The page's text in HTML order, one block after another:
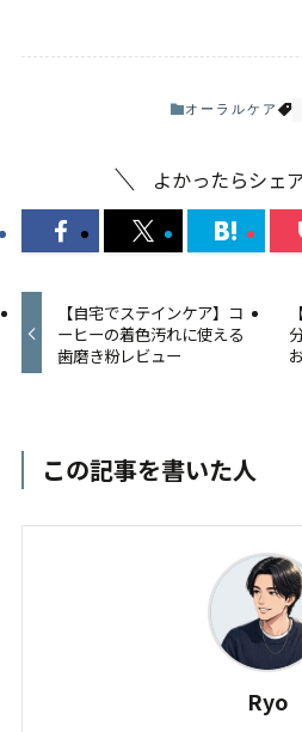
オーラルケア
よかったらシェ
【自宅でステインケア】コ
ーヒーの着色汚れに使える
歯磨き粉レビュー
この記事を書いた人
Ryo